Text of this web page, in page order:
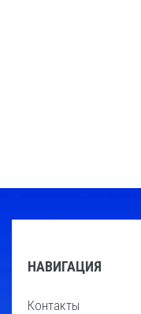
НАВИГАЦИЯ
Контакты